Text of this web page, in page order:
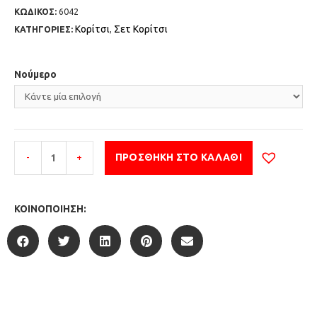
ΚΩΔΙΚΟΣ: 6042
ΚΑΤΗΓΟΡΙΕΣ: Κορίτσι, Σετ Κορίτσι
Νούμερο
- + ΠΡΟΣΘΉΚΗ ΣΤΟ ΚΑΛΆΘΙ
ΚΟΙΝΟΠΟΊΗΣΗ: